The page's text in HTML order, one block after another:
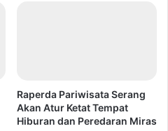
Raperda Pariwisata Serang
Akan Atur Ketat Tempat
Hiburan dan Peredaran Miras